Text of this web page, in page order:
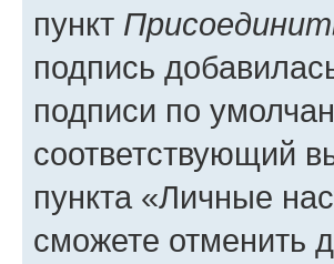
пункт
подпись
подписи по
соответствующий
пункта «Личные
сможете отменить